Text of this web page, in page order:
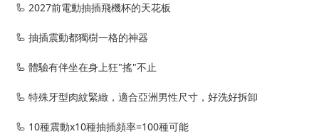
🦾 2027前電動抽插飛機杯的天花板
🦾 抽插震動都獨樹一格的神器
🦾 體驗有伴坐在身上狂"搖"不止
🦾 特殊牙型肉紋緊緻，適合亞洲男性尺寸，好洗好拆卸
🦾 10種震動x10種抽插頻率=100種可能